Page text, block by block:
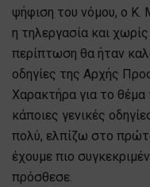
ψήφιση του νόμου, ο Κ.
η τηλεργασία και
περίπτωση θα ήταν
οδηγίες της Αρχής
Χαρακτήρα για το θέμα
κάποιες γενικές
πολύ, ελπίζω στο
έχουμε πιο
πρόσθεσε.